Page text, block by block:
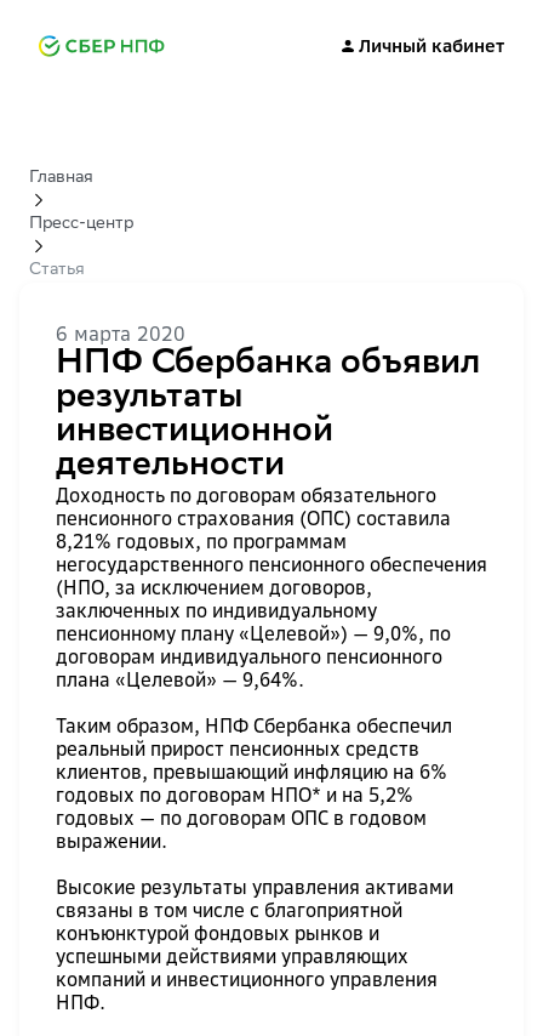
Личный кабинет
Главная
Пресс-центр
Статья
6 марта 2020
НПФ Сбербанка объявил
результаты
инвестиционной
деятельности
Доходность по договорам обязательного
пенсионного страхования (ОПС) составила
8,21% годовых, по программам
негосударственного пенсионного обеспечения
(НПО, за исключением договоров,
заключенных по индивидуальному
пенсионному плану «Целевой») — 9,0%, по
договорам индивидуального пенсионного
плана «Целевой» — 9,64%.
Таким образом, НПФ Сбербанка обеспечил
реальный прирост пенсионных средств
клиентов, превышающий инфляцию на 6%
годовых по договорам НПО* и на 5,2%
годовых — по договорам ОПС в годовом
выражении.
Высокие результаты управления активами
связаны в том числе с благоприятной
конъюнктурой фондовых рынков и
успешными действиями управляющих
компаний и инвестиционного управления
НПФ.